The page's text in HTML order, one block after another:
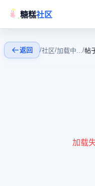
糖糕社区
返回 /社区/加载中.../帖
加载